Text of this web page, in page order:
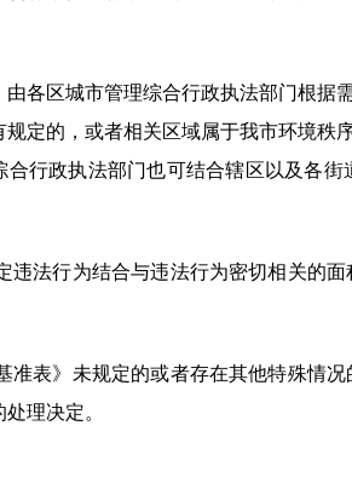
区城市管理综合行政执法部门根据需
规定的，或者相关区域属于我市环境秩
合行政执法部门也可结合辖区以及各
法行为结合与违法行为密切相关的面
表》未规定的或者存在其他特殊情况
理决定。